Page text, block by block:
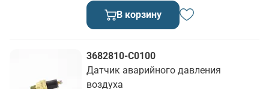
В корзину
3682810-C0100
Датчик аварийного давления
воздуха